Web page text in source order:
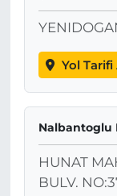
Yol Tarifi
Nalbantoglu
HUNAT
BULV.